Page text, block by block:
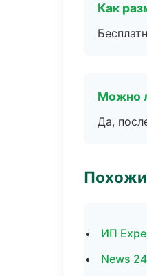
Как
Можно
Да,
ИП
News